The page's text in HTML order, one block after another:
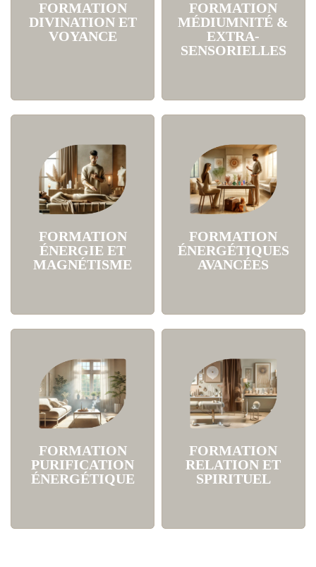
FORMATION
DIVINATION ET
VOYANCE
FORMATION
MÉDIUMNITÉ &
EXTRA-
SENSORIELLES
FORMATION
ÉNERGIE ET
MAGNÉTISME
FORMATION
ÉNERGÉTIQUES
AVANCÉES
FORMATION
PURIFICATION
ÉNERGÉTIQUE
FORMATION
RELATION ET
SPIRITUEL